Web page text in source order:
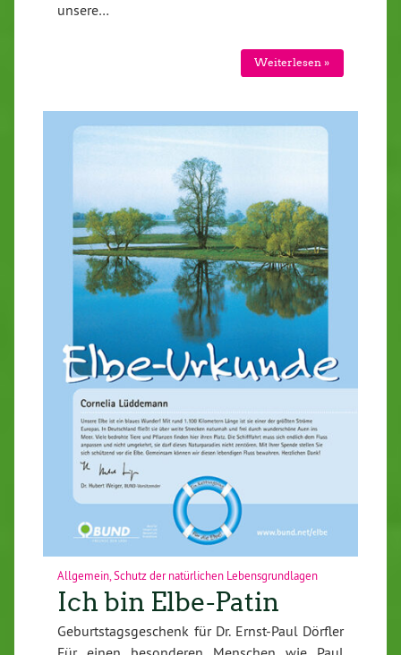
unsere…
Weiterlesen »
Allgemein Schutz der natürlichen Lebensgrundlagen
Ich bin Elbe-Patin
Geburtstagsgeschenk für Dr. Ernst-Paul Dörfler